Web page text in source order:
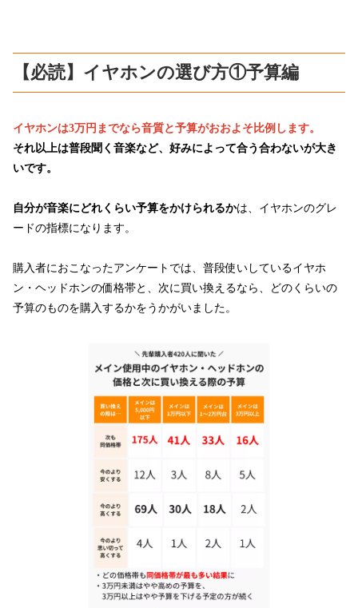
【必読】イヤホンの選び方①予算編
イヤホンは3万円までなら音質と予算がおおよそ比例します。
それ以上は普段聞く音楽など、好みによって合う合わないが大き
いです。
自分が音楽にどれくらい予算をかけられるかは、イヤホンのグレ
ードの指標になります。
購入者におこなったアンケートでは、普段使いしているイヤホ
ン・ヘッドホンの価格帯と、次に買い換えるなら、どのくらいの
予算のものを購入するかをうかがいました。